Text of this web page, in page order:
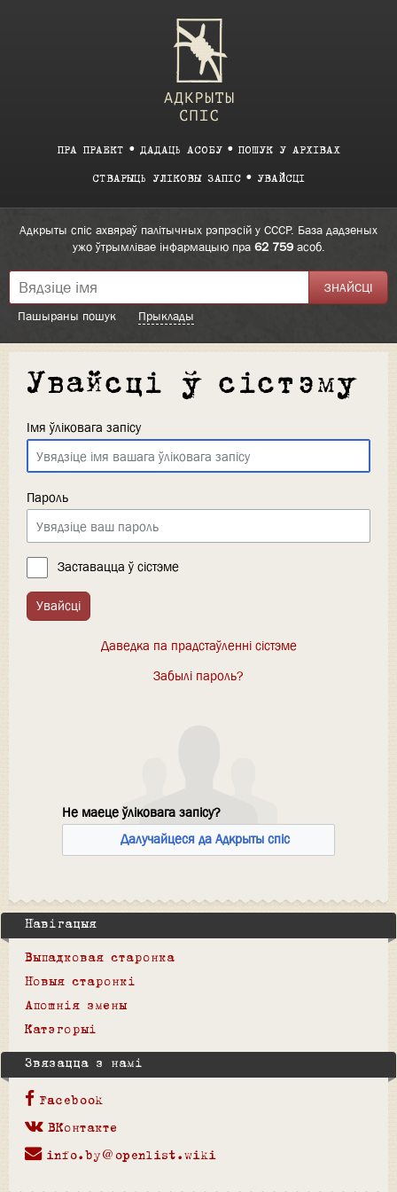
ПРА ПРАЕКТ ДАДАЦЬ АСОБУ ПОШУК У АРХІВАХ
СТВАРЫЦЬ УЛІКОВЫ ЗАПІС УВАЙСЦІ
Адкрыты спіс ахвяраў палітычных рэпрэсій у СССР. База дадзеных
ужо ўтрымлівае інфармацыю пра 62 759асоб.
Пашыраны пошук Прыклады
Увайсці ў сістэму
Імя ўліковага запісу
Пароль
Заставацца ў сістэме
Увайсці
Даведка па прадстаўленні сістэме
Забылі пароль?
Не маеце ўліковага запісу?
Далучайцеся да Адкрыты спіс
Навігацыя
Выпадковая старонка
Новыя старонкі
Апошнія змены
Катэгорыі
Звязацца з намі
Facebook
ВКонтакте
info.by@openlist.wiki